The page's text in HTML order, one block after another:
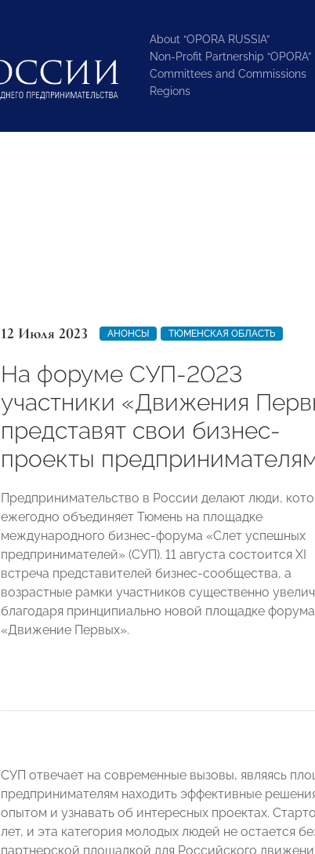
About “OPORA RUSSIA”
Non-Profit Partnership “OPORA”
Committees and Commissions
Regions
12 Июля 2023 АНОНСЫ ТЮМЕНСКАЯ ОБЛАСТЬ
На форуме СУП-2023
участники «Движения
представят свои бизнес-
проекты
Предпринимательство в России делают люди,
ежегодно объединяет Тюмень на площадке
международного бизнес-форума «Слет успешных
предпринимателей» (СУП). 11 августа состоится XI
встреча представителей бизнес-сообщества, а
возрастные рамки участников существенно
благодаря принципиально новой площадке
«Движение Первых».
СУП отвечает на современные вызовы, являясь
предпринимателям находить эффективные
опытом и узнавать об интересных проектах.
лет, и эта категория молодых людей не остается
партнерской площадкой для Российского